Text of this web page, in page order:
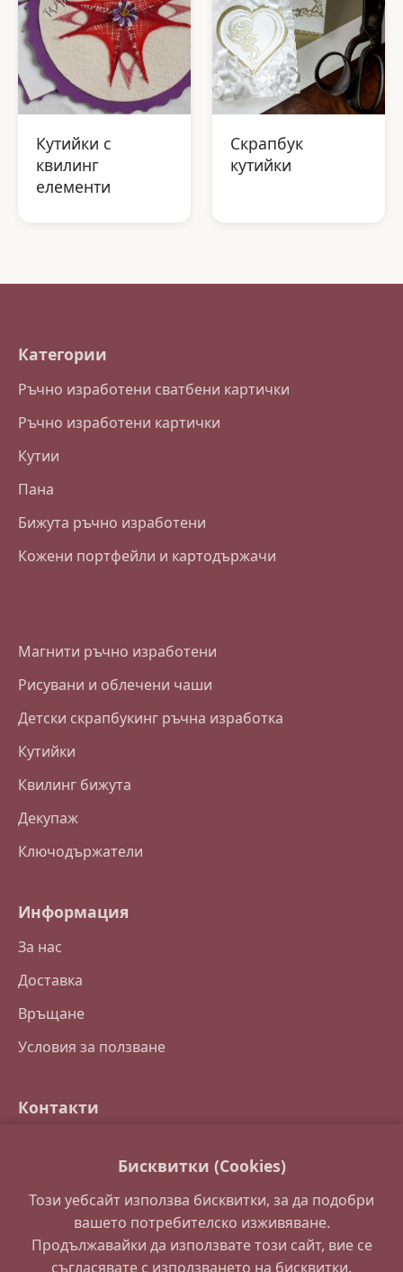
Кутийки с
квилинг
елементи
Скрапбук
кутийки
Категории
Ръчно изработени сватбени картички
Ръчно изработени картички
Кутии
Пана
Бижута ръчно изработени
Кожени портфейли и картодържачи
Магнити ръчно изработени
Рисувани и облечени чаши
Детски скрапбукинг ръчна изработка
Кутийки
Квилинг бижута
Декупаж
Ключодържатели
Информация
За нас
Доставка
Връщане
Условия за ползване
Контакти
Често задавани въпроси
Партньори
Бисквитки (Cookies)
Този уебсайт използва бисквитки, за да подобри
вашето потребителско изживяване.
Продължавайки да използвате този сайт, вие се
съгласявате с използването на бисквитки.